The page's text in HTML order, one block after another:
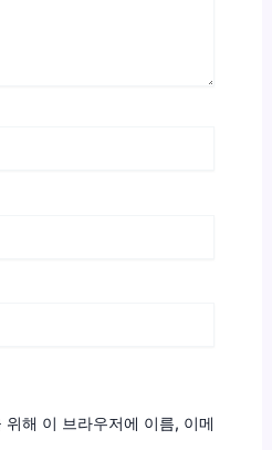
위해 이 브라우저에 이름, 이메